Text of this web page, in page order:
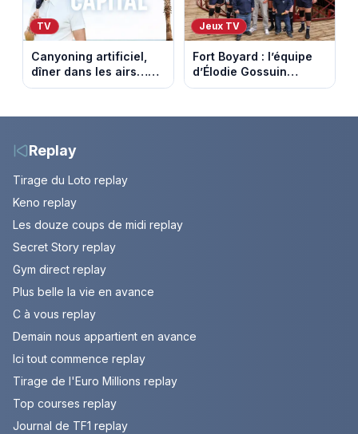
TV
Canyoning artificiel,
dîner dans les airs…
les loisirs les plus fous
Capital
Jeux TV
Fort Boyard : l’équipe
d’Élodie Gossuin
termine avec une belle
le Refuge
Replay
Tirage du Loto replay
Keno replay
Les douze coups de midi replay
Secret Story replay
Gym direct replay
Plus belle la vie en avance
C à vous replay
Demain nous appartient en avance
Ici tout commence replay
Tirage de l'Euro Millions replay
Top courses replay
Journal de TF1 replay